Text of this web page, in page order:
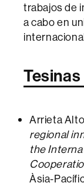
trabajos de
a cabo en
Arrieta
regional
the
Àsia-